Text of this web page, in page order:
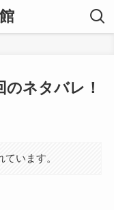
ネタバレ！
います。